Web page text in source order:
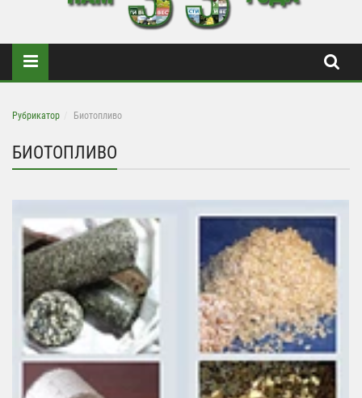
Рубрикатор Биотопливо
БИОТОПЛИВО